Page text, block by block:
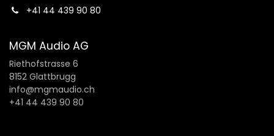
+41 44 439 90 80
MGM Audio AG
Riethofstrasse 6
8152 Glattbrugg
info@mgmaudio.ch
+41 44 439 90 80